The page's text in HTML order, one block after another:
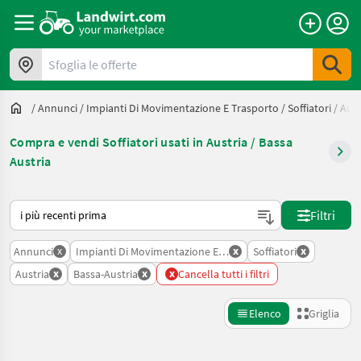
Sfoglia le offerte
/Annunci / Impianti Di Movimentazione E Trasporto /Soffiatori /
Compra e vendi Soffiatori usati in Austria / Bassa
Austria
Ecco come viene ordinato su Landwirt.com
Filtri
Annunci x Impianti Di Movimentazione E Trasporto
x Soffiatori x
Austria x Bassa-Austria x x Cancella tutti i filtri
Elenco Griglia